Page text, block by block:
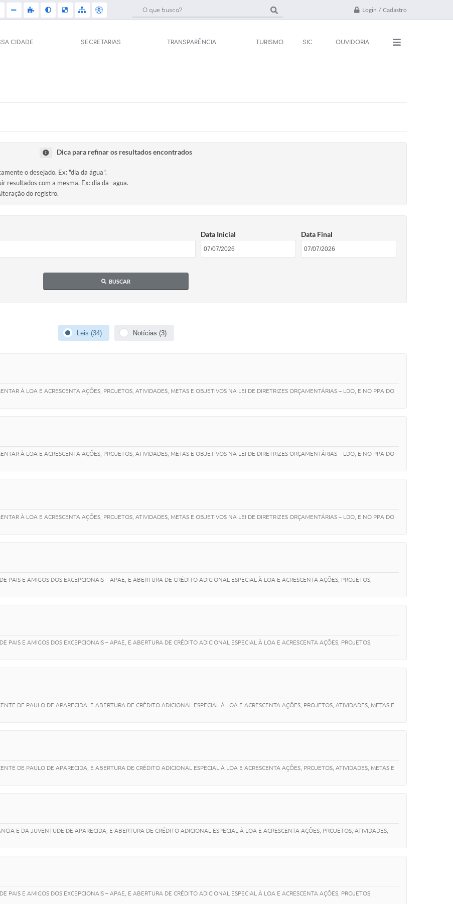
Login / Cadastro
CIDADE SECRETARIAS TRANSPARÊNCIA TURISMO SIC OUVIDORIA
ao Sistema)
Participe mais
EDITAIS
Telefones Úteis
Diário Oficial
Notícias
Dica para refinar os resultados encontrados
o desejado. Ex: "dia da água".
resultados com a mesma. Ex: dia da -agua.
do registro.
Data Inicial Data Final
BUSCAR
Leis (34) Notícias (3)
À LOA E ACRESCENTA AÇÕES, PROJETOS, ATIVIDADES, METAS E OBJETIVOS NA LEI DE DIRETRIZES ORÇAMENTÁRIAS – LDO, E NO PPA DO
À LOA E ACRESCENTA AÇÕES, PROJETOS, ATIVIDADES, METAS E OBJETIVOS NA LEI DE DIRETRIZES ORÇAMENTÁRIAS – LDO, E NO PPA DO
À LOA E ACRESCENTA AÇÕES, PROJETOS, ATIVIDADES, METAS E OBJETIVOS NA LEI DE DIRETRIZES ORÇAMENTÁRIAS – LDO, E NO PPA DO
PAIS E AMIGOS DOS EXCEPCIONAIS – APAE, E ABERTURA DE CRÉDITO ADICIONAL ESPECIAL À LOA E ACRESCENTA AÇÕES, PROJETOS,
PAIS E AMIGOS DOS EXCEPCIONAIS – APAE, E ABERTURA DE CRÉDITO ADICIONAL ESPECIAL À LOA E ACRESCENTA AÇÕES, PROJETOS,
DE PAULO DE APARECIDA, E ABERTURA DE CRÉDITO ADICIONAL ESPECIAL À LOA E ACRESCENTA AÇÕES, PROJETOS, ATIVIDADES, METAS E
DE PAULO DE APARECIDA, E ABERTURA DE CRÉDITO ADICIONAL ESPECIAL À LOA E ACRESCENTA AÇÕES, PROJETOS, ATIVIDADES, METAS E
E DA JUVENTUDE DE APARECIDA, E ABERTURA DE CRÉDITO ADICIONAL ESPECIAL À LOA E ACRESCENTA AÇÕES, PROJETOS, ATIVIDADES,
PAIS E AMIGOS DOS EXCEPCIONAIS – APAE, E ABERTURA DE CRÉDITO ADICIONAL ESPECIAL À LOA E ACRESCENTA AÇÕES, PROJETOS,